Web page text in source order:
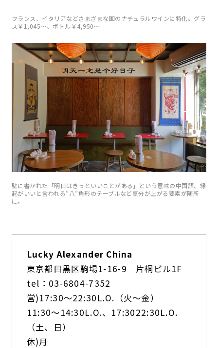
フランス、イタリアなどさまざまな国のナチュラルワインに特化。グラ
ス￥1,045〜、ボトル￥4,950〜
壁に書かれた「明日はきっといいことがある」という意味の中国語、縁
起がいいと言われる”八”角形のテーブルなど気分が上がる要素が随所
に。
Lucky Alexander China
東京都目黒区駒場1-16-9 片桐ビル1F
tel：03-6804-7352
営)17:30〜22:30L.O.（火〜金）
11:30〜14:30L.O.、17:3022:30L.O.
（土、日）
休)月